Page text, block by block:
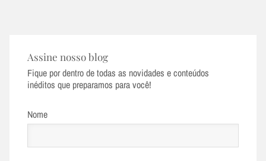
Assine nosso blog
Fique por dentro de todas as novidades e conteúdos
inéditos que preparamos para você!
Nome